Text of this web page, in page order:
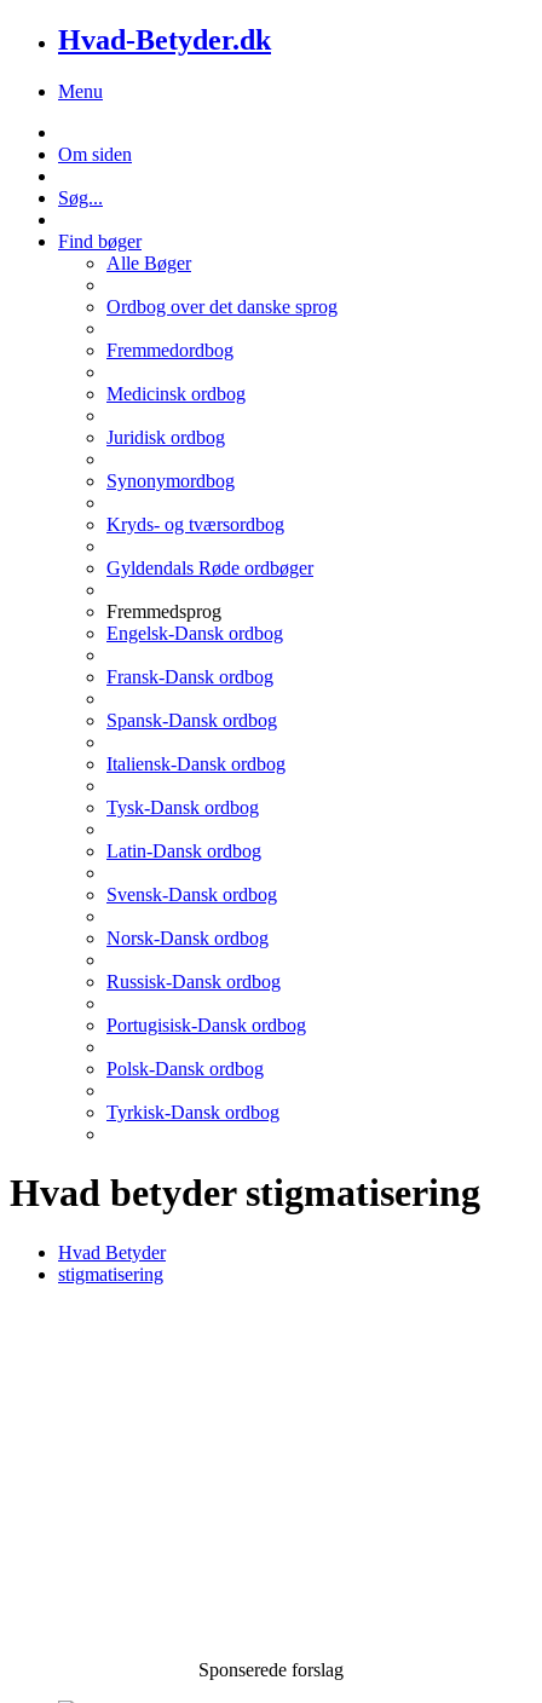
Hvad-Betyder.dk
Menu
Om siden
Søg...
Find bøger
Alle Bøger
Ordbog over det danske sprog
Fremmedordbog
Medicinsk ordbog
Juridisk ordbog
Synonymordbog
Kryds- og tværsordbog
Gyldendals Røde ordbøger
Fremmedsprog
Engelsk-Dansk ordbog
Fransk-Dansk ordbog
Spansk-Dansk ordbog
Italiensk-Dansk ordbog
Tysk-Dansk ordbog
Latin-Dansk ordbog
Svensk-Dansk ordbog
Norsk-Dansk ordbog
Russisk-Dansk ordbog
Portugisisk-Dansk ordbog
Polsk-Dansk ordbog
Tyrkisk-Dansk ordbog
Hvad betyder stigmatisering
Hvad Betyder
stigmatisering
Sponserede forslag